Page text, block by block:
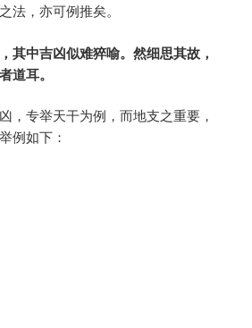
法，亦可例推矣。
其中吉凶似难猝喻。然细思其故，
道耳。
，专举天干为例，而地支之重要，
例如下：